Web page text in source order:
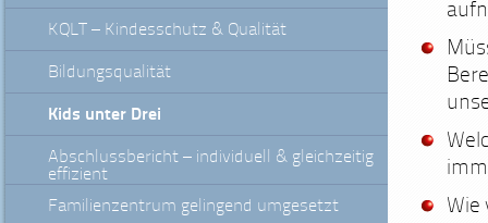
KQLT – Kindesschutz & Qualität
Bildungsqualität
Kids unter Drei
Abschlussbericht – individuell & gleichzeitig
effizient
Familienzentrum gelingend umgesetzt
Wie